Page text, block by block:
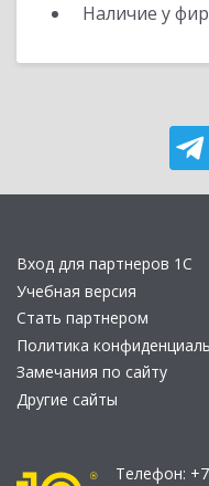
Наличие у
Вход для партнеров 1С
Учебная версия
Стать партнером
Политика
Замечания по сайту
Другие сайты
Телефон: